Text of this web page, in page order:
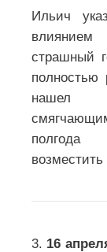
Ильич
страшный
нашел
полгода
3. 16